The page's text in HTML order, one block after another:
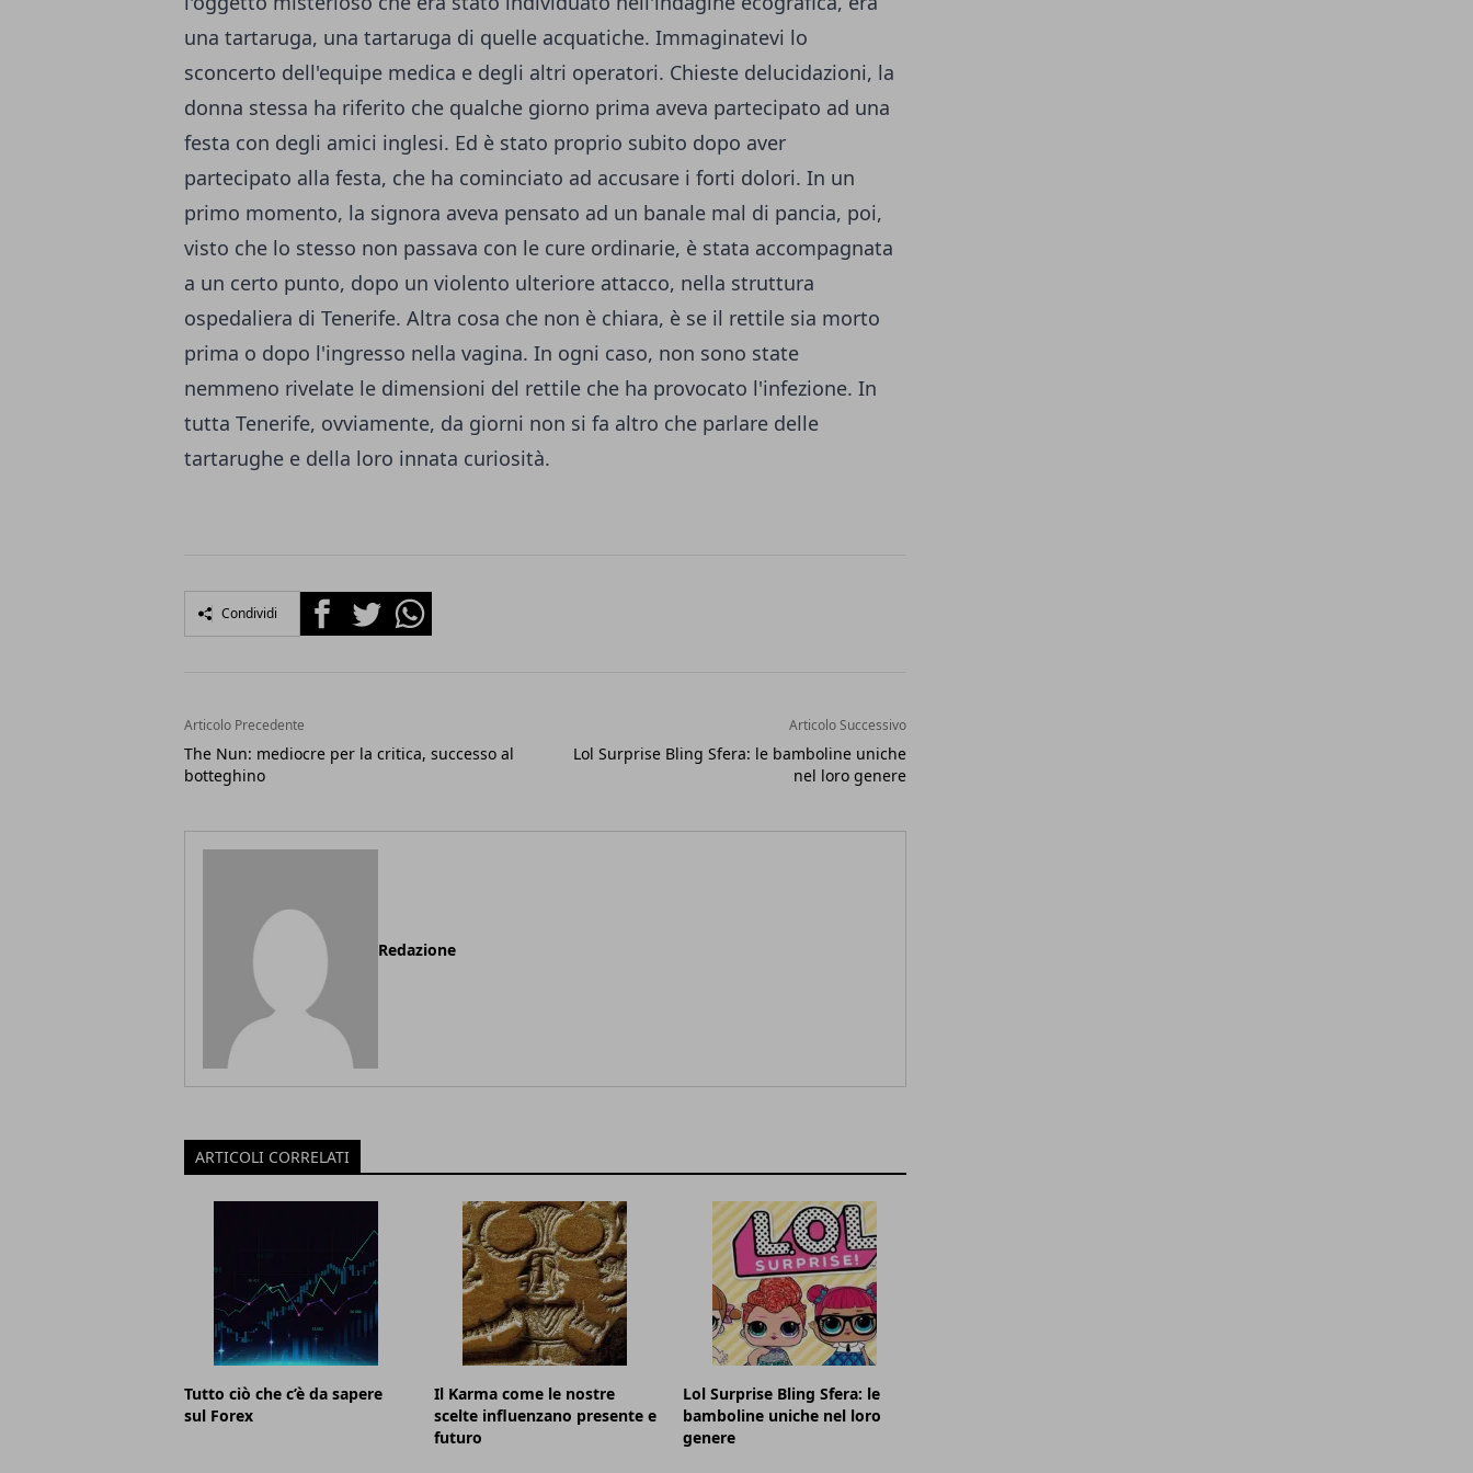
una tartaruga, una tartaruga di quelle acquatiche. Immaginatevi lo
sconcerto dell'equipe medica e degli altri operatori. Chieste delucidazioni, la
donna stessa ha riferito che qualche giorno prima aveva partecipato ad una
festa con degli amici inglesi. Ed è stato proprio subito dopo aver
partecipato alla festa, che ha cominciato ad accusare i forti dolori. In un
primo momento, la signora aveva pensato ad un banale mal di pancia, poi,
visto che lo stesso non passava con le cure ordinarie, è stata accompagnata
a un certo punto, dopo un violento ulteriore attacco, nella struttura
ospedaliera di Tenerife. Altra cosa che non è chiara, è se il rettile sia morto
prima o dopo l'ingresso nella vagina. In ogni caso, non sono state
nemmeno rivelate le dimensioni del rettile che ha provocato l'infezione. In
tutta Tenerife, ovviamente, da giorni non si fa altro che parlare delle
tartarughe e della loro innata curiosità.
Condividi FacebookTwitterWhatsapp
Articolo Precedente
The Nun: mediocre per la critica, successo al
botteghino
Articolo Successivo
Lol Surprise Bling Sfera: le bamboline uniche
nel loro genere
Redazione
ARTICOLI CORRELATI
Tutto ciò che c’è da sapere
sul Forex
Il Karma come le nostre
scelte influenzano presente e
futuro
Lol Surprise Bling Sfera: le
bamboline uniche nel loro
genere